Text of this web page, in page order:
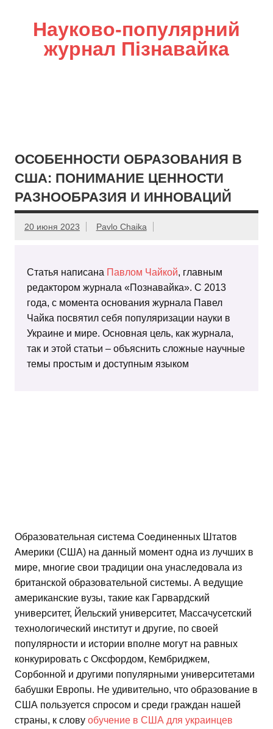
Науково-популярний
журнал Пізнавайка
ОСОБЕННОСТИ ОБРАЗОВАНИЯ В
США: ПОНИМАНИЕ ЦЕННОСТИ
РАЗНООБРАЗИЯ И ИННОВАЦИЙ
20 июня 2023 Pavlo Chaika
Статья написана Павлом Чайкой, главным
редактором журнала «Познавайка». С 2013
года, с момента основания журнала Павел
Чайка посвятил себя популяризации науки в
Украине и мире. Основная цель, как журнала,
так и этой статьи – объяснить сложные научные
темы простым и доступным языком
Образовательная система Соединенных Штатов
Америки (США) на данный момент одна из лучших в
мире, многие свои традиции она унаследовала из
британской образовательной системы. А ведущие
американские вузы, такие как Гарвардский
университет, Йельский университет, Массачусетский
технологический институт и другие, по своей
популярности и истории вполне могут на равных
конкурировать с Оксфордом, Кембриджем,
Сорбонной и другими популярными университетами
бабушки Европы. Не удивительно, что образование в
США пользуется спросом и среди граждан нашей
страны, к слову обучение в США для украинцев